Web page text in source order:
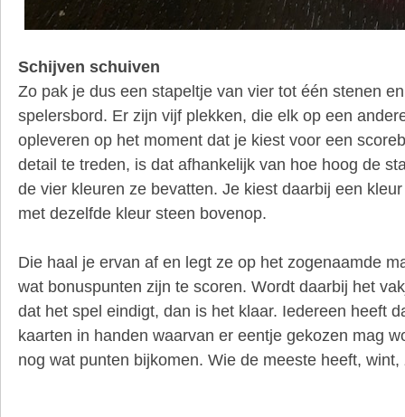
Schijven schuiven
Zo pak je dus een stapeltje van vier tot één stenen
spelersbord. Er zijn vijf plekken, die elk op een
opleveren op het moment dat je kiest voor een
detail te treden, is dat afhankelijk van hoe hoog de
de vier kleuren ze bevatten. Je kiest daarbij een
met dezelfde kleur steen bovenop.
Die haal je ervan af en legt ze op het zogenaamde
wat bonuspunten zijn te scoren. Wordt daarbij het
dat het spel eindigt, dan is het klaar. Iedereen heeft
kaarten in handen waarvan er eentje gekozen mag
nog wat punten bijkomen. Wie de meeste heeft,